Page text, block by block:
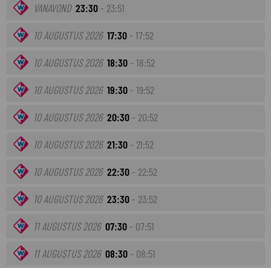
VANAVOND 23:30 - 23:51
10 AUGUSTUS 2026 17:30 - 17:52
10 AUGUSTUS 2026 18:30 - 18:52
10 AUGUSTUS 2026 19:30 - 19:52
10 AUGUSTUS 2026 20:30 - 20:52
10 AUGUSTUS 2026 21:30 - 21:52
10 AUGUSTUS 2026 22:30 - 22:52
10 AUGUSTUS 2026 23:30 - 23:52
11 AUGUSTUS 2026 07:30 - 07:51
11 AUGUSTUS 2026 08:30 - 08:51